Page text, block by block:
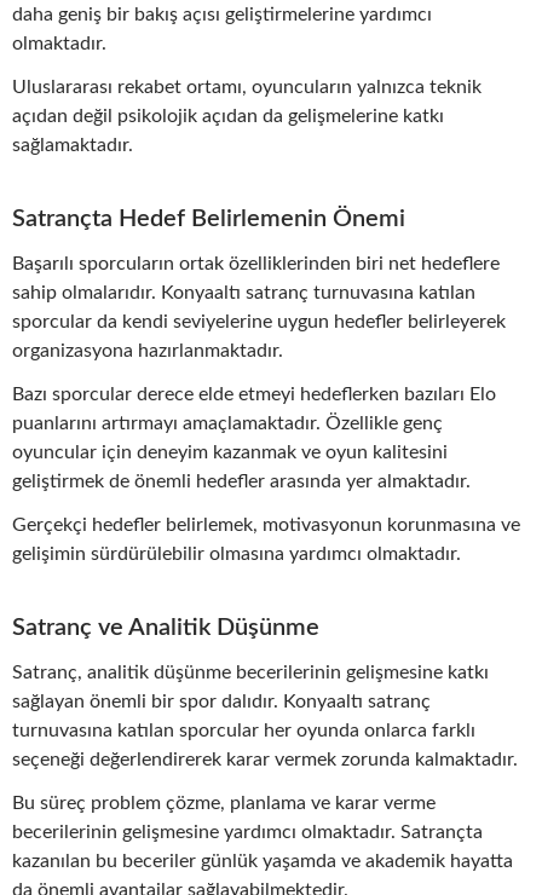
daha geniş bir bakış açısı geliştirmelerine yardımcı
olmaktadır.
Uluslararası rekabet ortamı, oyuncuların yalnızca teknik
açıdan değil psikolojik açıdan da gelişmelerine katkı
sağlamaktadır.
Satrançta Hedef Belirlemenin Önemi
Başarılı sporcuların ortak özelliklerinden biri net hedeflere
sahip olmalarıdır. Konyaaltı satranç turnuvasına katılan
sporcular da kendi seviyelerine uygun hedefler belirleyerek
organizasyona hazırlanmaktadır.
Bazı sporcular derece elde etmeyi hedeflerken bazıları Elo
puanlarını artırmayı amaçlamaktadır. Özellikle genç
oyuncular için deneyim kazanmak ve oyun kalitesini
geliştirmek de önemli hedefler arasında yer almaktadır.
Gerçekçi hedefler belirlemek, motivasyonun korunmasına ve
gelişimin sürdürülebilir olmasına yardımcı olmaktadır.
Satranç ve Analitik Düşünme
Satranç, analitik düşünme becerilerinin gelişmesine katkı
sağlayan önemli bir spor dalıdır. Konyaaltı satranç
turnuvasına katılan sporcular her oyunda onlarca farklı
seçeneği değerlendirerek karar vermek zorunda kalmaktadır.
Bu süreç problem çözme, planlama ve karar verme
becerilerinin gelişmesine yardımcı olmaktadır. Satrançta
kazanılan bu beceriler günlük yaşamda ve akademik hayatta
da önemli avantajlar sağlayabilmektedir.